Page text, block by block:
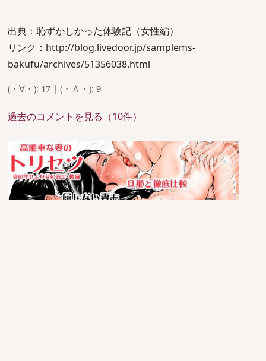
出典：恥ずかしかった体験記（女性編）
リンク：http://blog.livedoor.jp/samplems-
bakufu/archives/51356038.html
(・∀・): 17 | (・Ａ・): 9
過去のコメントを見る（10件）